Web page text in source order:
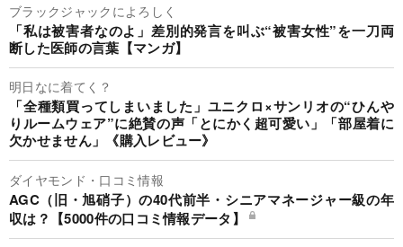
ブラックジャックによろしく
「私は被害者なのよ」差別的発言を叫ぶ“被害女性”を一刀両
断した医師の言葉【マンガ】
明日なに着てく？
「全種類買ってしまいました」ユニクロ×サンリオの“ひんや
りルームウェア”に絶賛の声「とにかく超可愛い」「部屋着に
欠かせません」《購入レビュー》
ダイヤモンド・口コミ情報
AGC（旧・旭硝子）の40代前半・シニアマネージャー級の年
収は？【5000件の口コミ情報データ】